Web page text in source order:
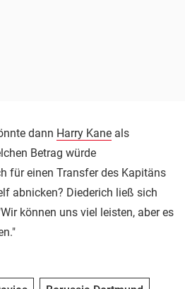
dann Harry Kane als
Betrag würde
für einen Transfer des Kapitäns
abnicken? Diederich ließ sich
können uns viel leisten, aber es